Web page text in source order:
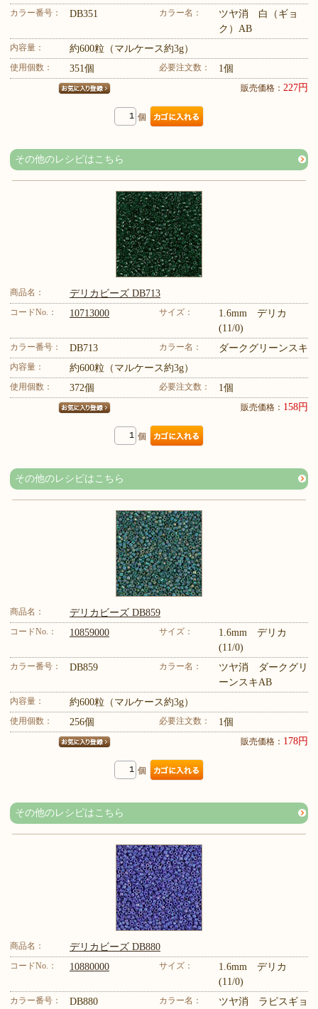
カラー番号： DB351 カラー名：
ツヤ消 白（ギョ
ク）AB
内容量： 約600粒（マルケース約3g）
使用個数： 351個 必要注文数： 1個
販売価格： 227円
個
その他のレシピはこちら
商品名： デリカビーズ DB713
コードNo.： 10713000 サイズ：
1.6mm デリカ
(11/0)
カラー番号： DB713 カラー名： ダークグリーンスキ
内容量： 約600粒（マルケース約3g）
使用個数： 372個 必要注文数： 1個
販売価格： 158円
個
その他のレシピはこちら
商品名： デリカビーズ DB859
コードNo.： 10859000 サイズ：
1.6mm デリカ
(11/0)
カラー番号： DB859 カラー名：
ツヤ消 ダークグリ
ーンスキAB
内容量： 約600粒（マルケース約3g）
使用個数： 256個 必要注文数： 1個
販売価格： 178円
個
その他のレシピはこちら
商品名： デリカビーズ DB880
コードNo.： 10880000 サイズ：
1.6mm デリカ
(11/0)
カラー番号： DB880 カラー名： ツヤ消 ラピスギョ